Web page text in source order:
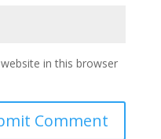
in this browser